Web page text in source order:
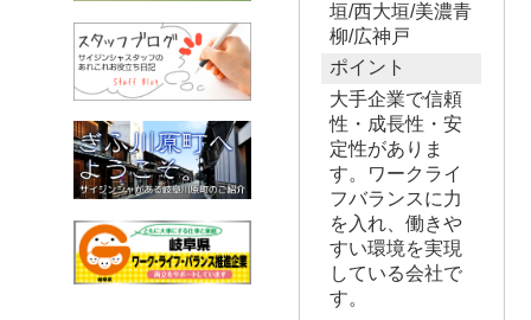
垣/西大垣/美濃青
柳/広神戸
ポイント
大手企業で信頼
性・成長性・安
定性がありま
す。ワークライ
フバランスに力
を入れ、働きや
すい環境を実現
している会社で
す。